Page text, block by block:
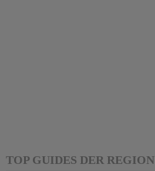
TOP GUIDES DER REGION